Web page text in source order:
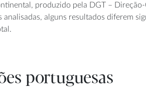
produzido pela DGT –
alguns resultados diferem
portuguesas